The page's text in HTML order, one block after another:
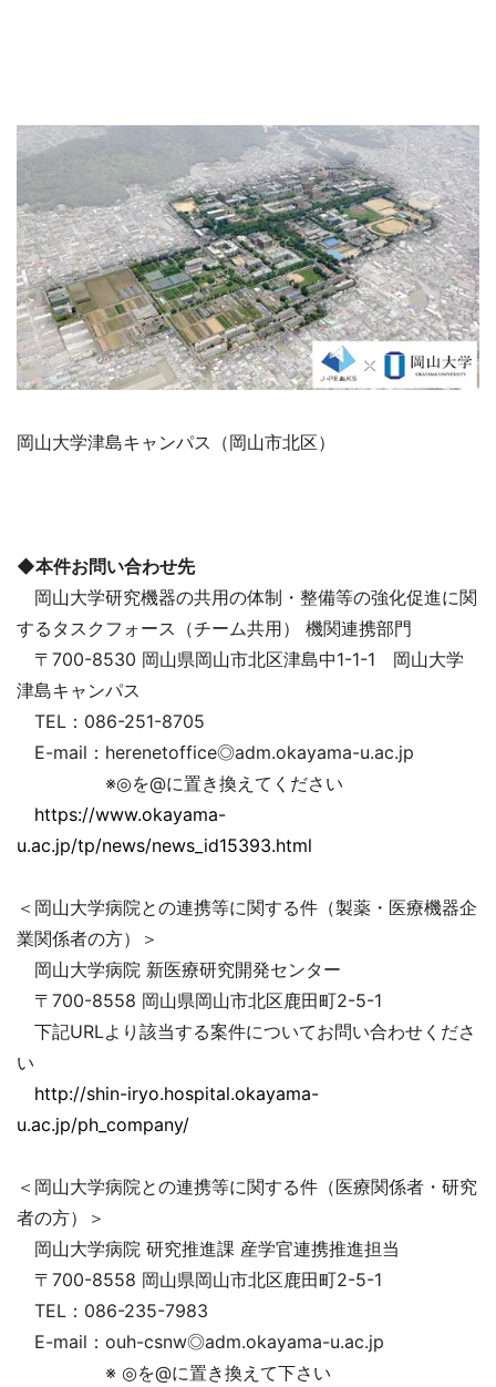
岡山大学津島キャンパス（岡山市北区）
◆本件お問い合わせ先
岡山大学研究機器の共用の体制・整備等の強化促進に関
するタスクフォース（チーム共用） 機関連携部門
〒700-8530 岡山県岡山市北区津島中1-1-1 岡山大学
津島キャンパス
TEL：086-251-8705
E-mail：herenetoffice◎adm.okayama-u.ac.jp
※◎を@に置き換えてください
https://www.okayama-
u.ac.jp/tp/news/news_id15393.html
＜岡山大学病院との連携等に関する件（製薬・医療機器企
業関係者の方）＞
岡山大学病院 新医療研究開発センター
〒700-8558 岡山県岡山市北区鹿田町2-5-1
下記URLより該当する案件についてお問い合わせくださ
い
http://shin-iryo.hospital.okayama-
u.ac.jp/ph_company/
＜岡山大学病院との連携等に関する件（医療関係者・研究
者の方）＞
岡山大学病院 研究推進課 産学官連携推進担当
〒700-8558 岡山県岡山市北区鹿田町2-5-1
TEL：086-235-7983
E-mail：ouh-csnw◎adm.okayama-u.ac.jp
※ ◎を@に置き換えて下さい